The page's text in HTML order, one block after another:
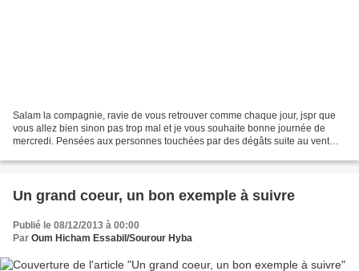
Salam la compagnie, ravie de vous retrouver comme chaque jour, jspr que
vous allez bien sinon pas trop mal et je vous souhaite bonne journée de
mercredi. Pensées aux personnes touchées par des dégâts suite au vent
Un grand coeur, un bon exemple à suivre
Publié le 08/12/2013 à 00:00
Par Oum Hicham Essabil/Sourour Hyba